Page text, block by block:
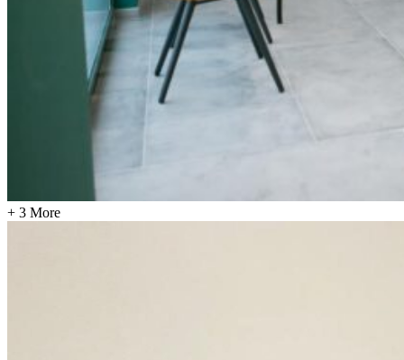
+ 3 More